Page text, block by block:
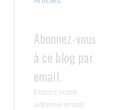
Abonnez-vous
à ce blog par
email.
Entrez votre
adresse email